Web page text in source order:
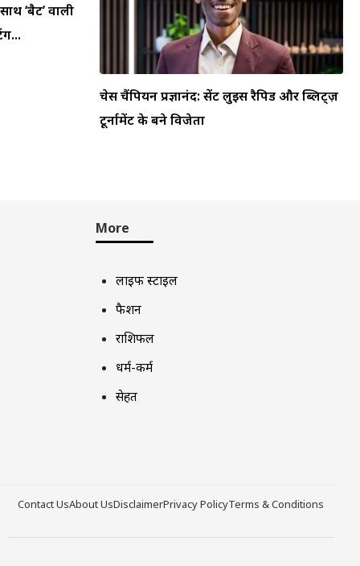
‘बैट’ वाली
चेस चैंपियन प्रज्ञानंद: सेंट लुइस रैपिड और ब्लिट्ज़
टूर्नामेंट के बने विजेता
More
लाइफ स्टाइल
फैशन
राशिफल
धर्म-कर्म
सेहत
Contact UsAbout UsDisclaimerPrivacy PolicyTerms & Conditions